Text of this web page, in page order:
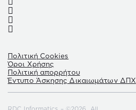
Πολιτική Cookies
Όροι Χρήσης
Πολιτική απορρήτου
Έντυπο Άσκησης Δικαιωμάτων ΔΠΧ